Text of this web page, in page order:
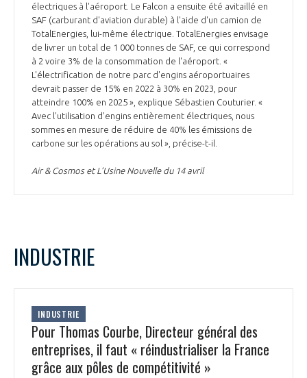
électriques à l'aéroport. Le Falcon a ensuite été avitaillé en
SAF (carburant d'aviation durable) à l'aide d'un camion de
TotalEnergies, lui-même électrique. TotalEnergies envisage
de livrer un total de 1 000 tonnes de SAF, ce qui correspond
à 2 voire 3% de la consommation de l'aéroport. «
L'électrification de notre parc d'engins aéroportuaires
devrait passer de 15% en 2022 à 30% en 2023, pour
atteindre 100% en 2025 », explique Sébastien Couturier. «
Avec l'utilisation d'engins entièrement électriques, nous
sommes en mesure de réduire de 40% les émissions de
carbone sur les opérations au sol », précise-t-il.
Air & Cosmos et L’Usine Nouvelle du 14 avril
INDUSTRIE
INDUSTRIE
Pour Thomas Courbe, Directeur général des
entreprises, il faut « réindustrialiser la France
grâce aux pôles de compétitivité »